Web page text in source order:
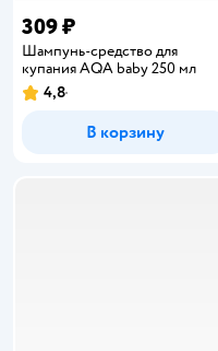
309 ₽
Шампунь-средство для
купания AQA baby 250 мл
Рейтинг:
4,8
В корзину